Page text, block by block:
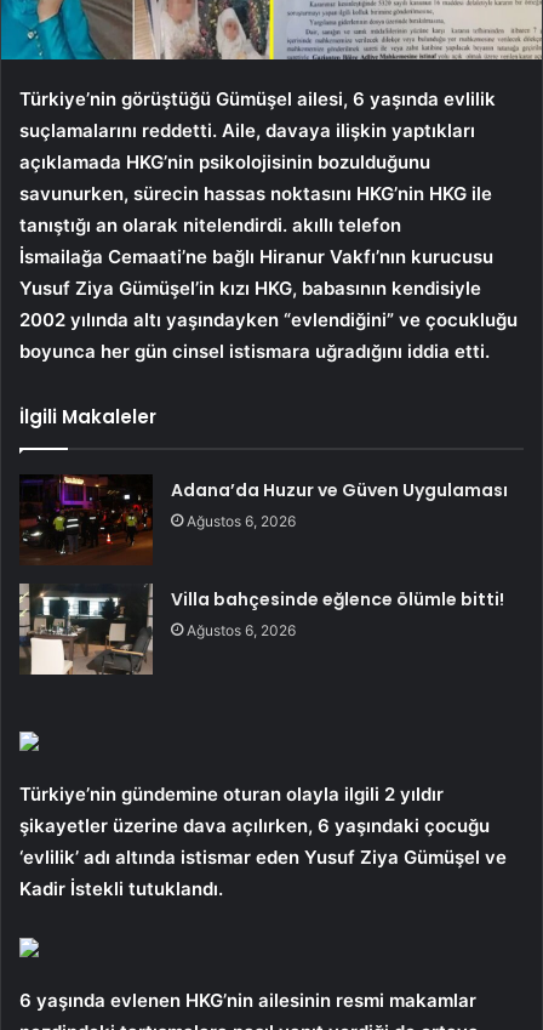
Türkiye’nin görüştüğü Gümüşel ailesi, 6 yaşında evlilik
suçlamalarını reddetti. Aile, davaya ilişkin yaptıkları
açıklamada HKG’nin psikolojisinin bozulduğunu
savunurken, sürecin hassas noktasını HKG’nin HKG ile
tanıştığı an olarak nitelendirdi. akıllı telefon
İsmailağa Cemaati’ne bağlı Hiranur Vakfı’nın kurucusu
Yusuf Ziya Gümüşel’in kızı HKG, babasının kendisiyle
2002 yılında altı yaşındayken “evlendiğini” ve çocukluğu
boyunca her gün cinsel istismara uğradığını iddia etti.
İlgili Makaleler
Adana’da Huzur ve Güven Uygulaması
Ağustos 6, 2026
Villa bahçesinde eğlence ölümle bitti!
Ağustos 6, 2026
Türkiye’nin gündemine oturan olayla ilgili 2 yıldır
şikayetler üzerine dava açılırken, 6 yaşındaki çocuğu
‘evlilik’ adı altında istismar eden Yusuf Ziya Gümüşel ve
Kadir İstekli tutuklandı.
6 yaşında evlenen HKG’nin ailesinin resmi makamlar